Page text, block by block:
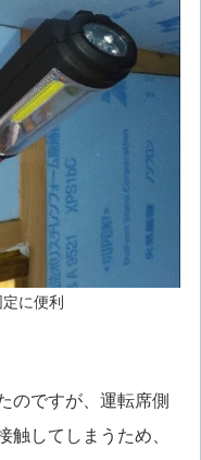
に便利
のですが、運転席側
触してしまうため、